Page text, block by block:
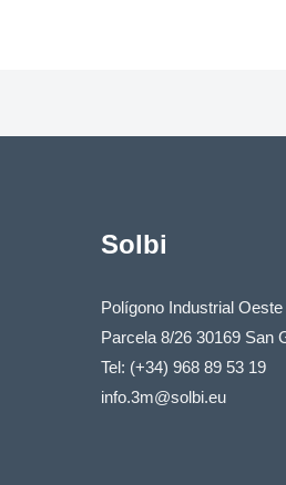
Solbi
Polígono Industrial
Parcela 8/26 30169 San
Tel: (+34) 968 89 53 19
info.3m@solbi.eu